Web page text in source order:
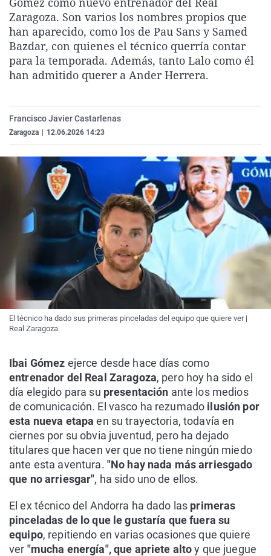
La rosa de los vientos
Gente viajera
Como el perro y el
Caso
Retornados
Equipo de
Operación Viuda
Extremadura
Galicia
La Rioja
Navarra
Virales
Televisión
Elecciones
Zaragoza. Son varios los nombres propios que
han aparecido, como los de Pau Sans y Samed
Bazdar, con quienes el técnico querría contar
para la temporada. Además, tanto Lalo como él
han admitido querer a Ander Herrera.
Francisco Javier Castarlenas
Zaragoza 12.06.2026 14:23
El técnico ha dado sus primeras pinceladas del equipo que quiere ver |
Real Zaragoza
Ibai Gómez ejerce desde hace días como
entrenador del Real Zaragoza, pero hoy ha sido el
día elegido para su presentación ante los medios
de comunicación. El vasco ha rezumado ilusión por
esta nueva etapa en su trayectoria, todavía en
ciernes por su obvia juventud, pero ha dejado
titulares que hacen ver que no tiene ningún miedo
ante esta aventura. "No hay nada más arriesgado
que no arriesgar", ha sido uno de ellos.
El ex técnico del Andorra ha dado las primeras
pinceladas de lo que le gustaría que fuera su
equipo, repitiendo en varias ocasiones que quiere
ver "mucha energía", que apriete altoy que juegue